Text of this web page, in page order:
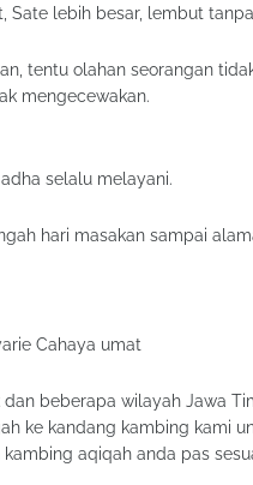
Sate lebih besar, lembut
tentu olahan seorangan
mengecewakan.
selalu melayani.
hari masakan sampai
Cahaya umat
beberapa wilayah Jawa
ke kandang kambing kami
aqiqah anda pas